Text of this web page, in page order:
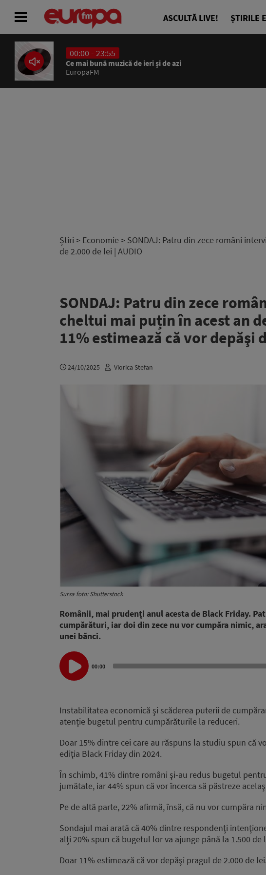
ASCULTĂ LIVE! ȘTIRILE
00:00 - 23:55
Ce mai bună muzică de ieri și de azi
EuropaFM
Știri > Economie > SONDAJ: Patru din zece români
de 2.000 de lei | AUDIO
SONDAJ: Patru din zece
cheltui mai puțin în acest an
11% estimează că vor depăşi
24/10/2025 Viorica Stefan
Sursa foto: Shutterstock
Românii, mai prudenţi anul acesta de Black Friday.
cumpărături, iar doi din zece nu vor cumpăra nimic,
unei bănci.
Audio
Player
00:00
Instabilitatea economică şi scăderea puterii de
atenție bugetul pentru cumpărăturile la reduceri.
Doar 15% dintre cei care au răspuns la studiu spun că
ediţia Black Friday din 2024.
În schimb, 41% dintre români şi-au redus bugetul
jumătate, iar 44% spun că vor încerca să păstreze
Pe de altă parte, 22% afirmă, însă, că nu vor cumpăra
Sondajul mai arată că 40% dintre respondenţi
alţi 20% spun că bugetul lor va ajunge până la 1.500 de
Doar 11% estimează că vor depăşi pragul de 2.000 de lei.
ACASĂ
ȘTIRI